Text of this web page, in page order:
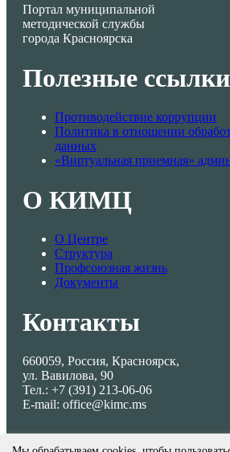
Портал муниципальной
методической службы
города Красноярска
Полезные ссылки
Противодействие коррупции
Политика в отношении
данных
«Виртуальная приемная»
О КИМЦ
О Центре
Структура
Профсоюзная жизнь
Документы
Контакты
660059, Россия, Красноярск,
ул. Вавилова, 90
Тел.: +7 (391) 213-06-06
E-mail: office@kimc.ms